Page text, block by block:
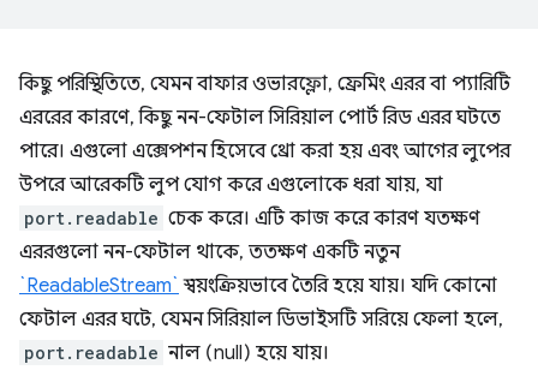
কিছু পরিস্থিতিতে, যেমন বাফার ওভারফ্লো, ফ্রেমিং এরর বা প্যারিটি
এররের কারণে, কিছু নন-ফেটাল সিরিয়াল পোর্ট রিড এরর ঘটতে
পারে। এগুলো এক্সেপশন হিসেবে থ্রো করা হয় এবং আগের লুপের
উপরে আরেকটি লুপ যোগ করে এগুলোকে ধরা যায়, যা
port.readable চেক করে। এটি কাজ করে কারণ যতক্ষণ
এররগুলো নন-ফেটাল থাকে, ততক্ষণ একটি নতুন
`ReadableStream` স্বয়ংক্রিয়ভাবে তৈরি হয়ে যায়। যদি কোনো
ফেটাল এরর ঘটে, যেমন সিরিয়াল ডিভাইসটি সরিয়ে ফেলা হলে,
port.readable নাল (null) হয়ে যায়।